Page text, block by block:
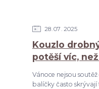
28 07 2025
Kouzlo
potěší víc,
Vánoce nejsou
balíčky často